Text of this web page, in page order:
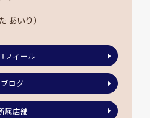
あいり）
フィール
ブログ
属店舗